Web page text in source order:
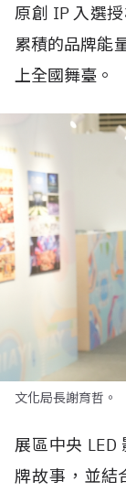
原創 IP 入選
累積的品牌能
上全國舞臺。
文化局長謝育哲。
展區中央 LED
牌故事，並結